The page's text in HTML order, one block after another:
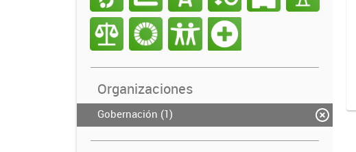
Organizaciones
Gobernación (1)